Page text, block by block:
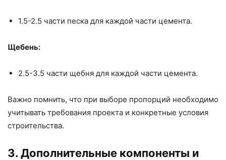
1.5-2.5 части песка для каждой части цемента.
Щебень:
2.5-3.5 части щебня для каждой части цемента.
Важно помнить, что при выборе пропорций необходимо
учитывать требования проекта и конкретные условия
строительства.
3. Дополнительные компоненты и